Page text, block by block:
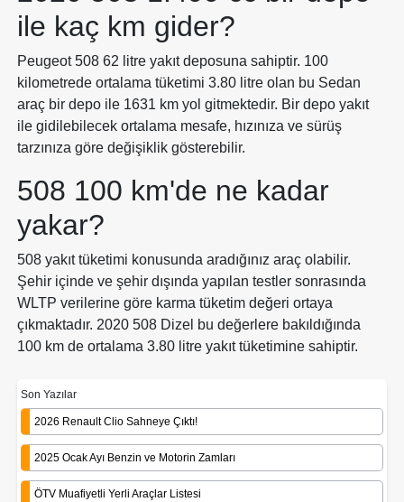
ile kaç km gider?
Peugeot 508 62 litre yakıt deposuna sahiptir. 100
kilometrede ortalama tüketimi 3.80 litre olan bu Sedan
araç bir depo ile 1631 km yol gitmektedir. Bir depo yakıt
ile gidilebilecek ortalama mesafe, hızınıza ve sürüş
tarzınıza göre değişiklik gösterebilir.
508 100 km'de ne kadar
yakar?
508 yakıt tüketimi konusunda aradığınız araç olabilir.
Şehir içinde ve şehir dışında yapılan testler sonrasında
WLTP verilerine göre karma tüketim değeri ortaya
çıkmaktadır. 2020 508 Dizel bu değerlere bakıldığında
100 km de ortalama 3.80 litre yakıt tüketimine sahiptir.
Son Yazılar
2026 Renault Clio Sahneye Çıktı!
2025 Ocak Ayı Benzin ve Motorin Zamları
ÖTV Muafiyetli Yerli Araçlar Listesi